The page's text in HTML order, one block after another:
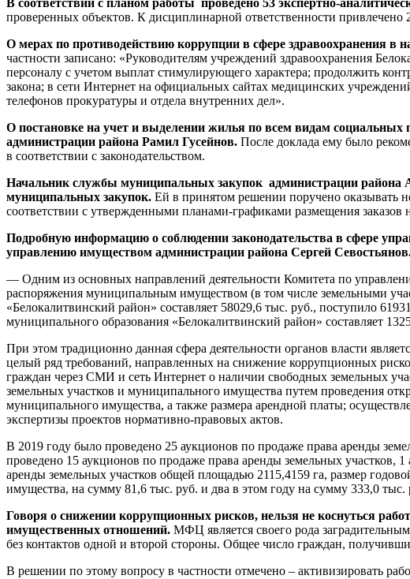
проверенных объектов. К дисциплинарной ответственности привлечено
О мерах по противодействию коррупции в сфере здравоохранения
частности записано: «Руководителям учреждений здравоохранения
персоналу с учетом выплат стимулирующего характера; продолжить
закона; в сети Интернет на официальных сайтах медицинских
телефонов прокуратуры и отдела внутренних дел».
О постановке на учет и выделении жилья по всем видам
администрации района Рамил Гусейнов. После доклада ему было
в соответствии с законодательством.
Начальник службы муниципальных закупок администрации района
муниципальных закупок. Ей в принятом решении поручено оказывать
соответствии с утвержденными планами-графиками размещения заказов
Подробную информацию о соблюдении законодательства в сфере
управлению имуществом администрации района Сергей
— Одним из основных направлений деятельности Комитета по
распоряжения муниципальным имуществом (в том числе земельными
«Белокалитвинский район» составляет 58029,6 тыс. руб., поступило
муниципального образования «Белокалитвинский район» составляет
При этом традиционно данная сфера деятельности органов власти
целый ряд требований, направленных на снижение коррупционных
граждан через СМИ и сеть Интернет о наличии свободных земельных
земельных участков и муниципального имущества путем проведения
муниципального имущества, а также размера арендной платы;
экспертизы проектов нормативно-правовых актов.
В 2019 году было проведено 25 аукционов по продаже права аренды
проведено 15 аукционов по продаже права аренды земельных участков,
аренды земельных участков общей площадью 2115,4159 га, размер
имущества, на сумму 81,6 тыс. руб. и два в этом году на сумму 333,0 тыс.
Говоря о снижении коррупционных рисков, нельзя не коснуться
имущественных отношений. МФЦ является своего рода
без контактов одной и второй стороны. Общее число граждан,
В решении по этому вопросу в частности отмечено – активизировать